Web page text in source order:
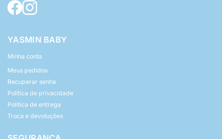
YASMIN BABY
Minha conta
Meus pedidos
Recuperar senha
Política de privacidade
Política de entrega
Troca e devoluções